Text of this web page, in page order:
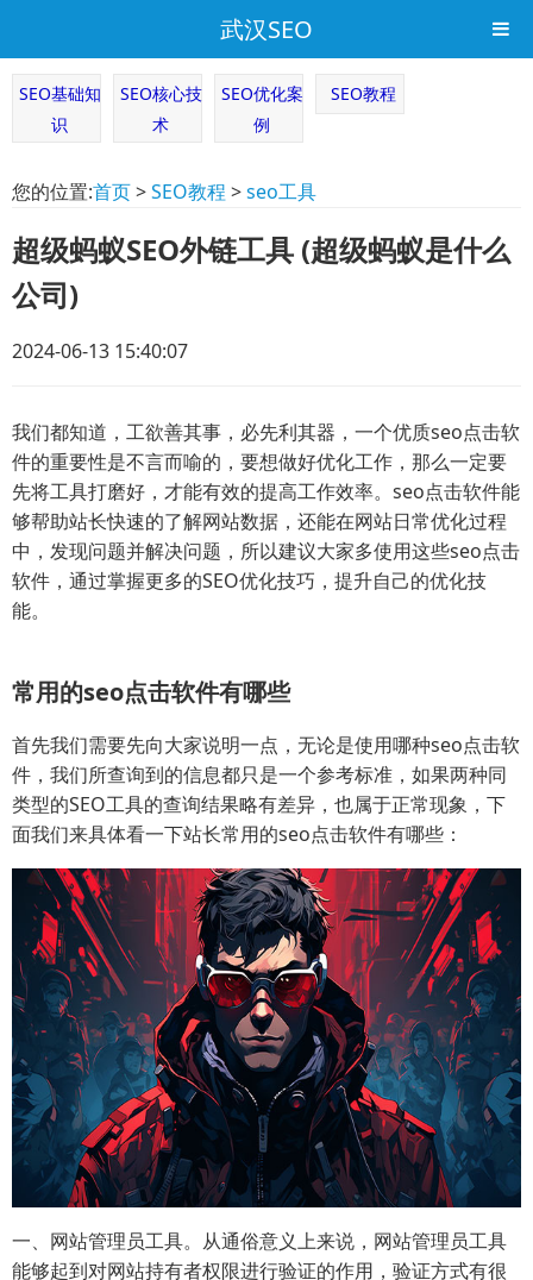
武汉SEO
SEO基础知
识
SEO核心技
术
SEO优化案
例
SEO教程
您的位置:首页>SEO教程 >seo工具
超级蚂蚁SEO外链工具 (超级蚂蚁是什么
公司)
2024-06-13 15:40:07
我们都知道，工欲善其事，必先利其器，一个优质seo点击软
件的重要性是不言而喻的，要想做好优化工作，那么一定要
先将工具打磨好，才能有效的提高工作效率。seo点击软件能
够帮助站长快速的了解网站数据，还能在网站日常优化过程
中，发现问题并解决问题，所以建议大家多使用这些seo点击
软件，通过掌握更多的SEO优化技巧，提升自己的优化技
能。
常用的seo点击软件有哪些
首先我们需要先向大家说明一点，无论是使用哪种seo点击软
件，我们所查询到的信息都只是一个参考标准，如果两种同
类型的SEO工具的查询结果略有差异，也属于正常现象，下
面我们来具体看一下站长常用的seo点击软件有哪些：
一、网站管理员工具。从通俗意义上来说，网站管理员工具
能够起到对网站持有者权限进行验证的作用，验证方式有很